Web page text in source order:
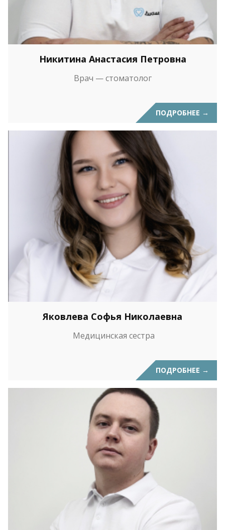
Никитина Анастасия Петровна
Врач — стоматолог
ПОДРОБНЕЕ →
Яковлева Софья Николаевна
Медицинская сестра
ПОДРОБНЕЕ →